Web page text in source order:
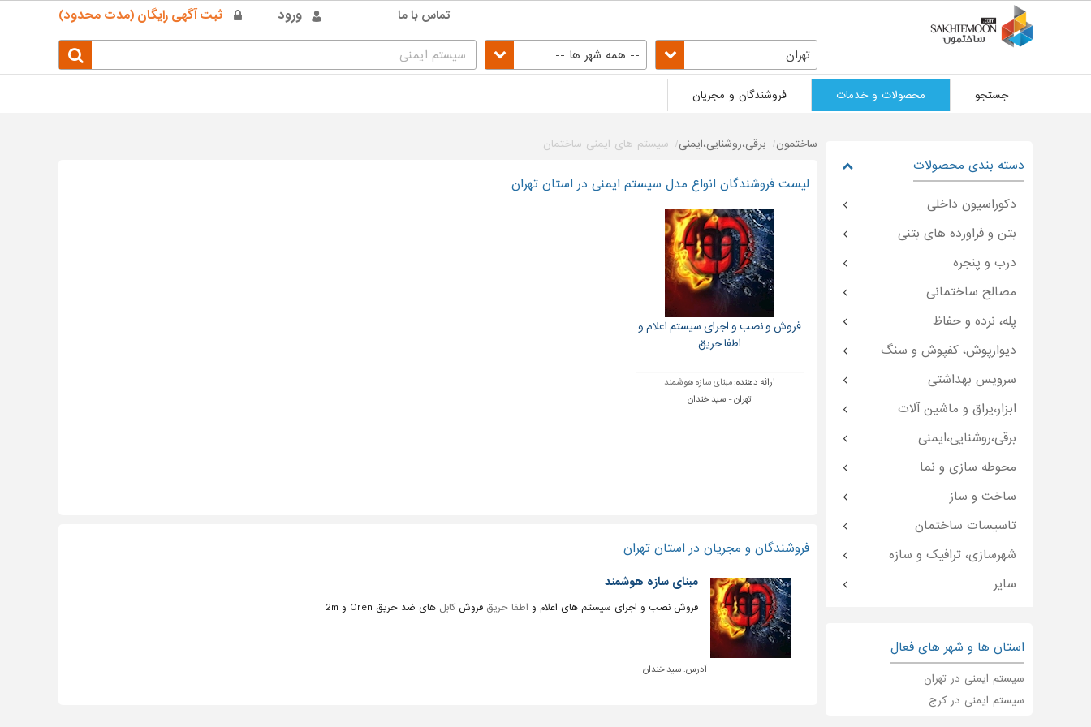
ورود ثبت آگهی رایگان (مدت محدود) تماس با ما
تهران -- همه شهر ها --
جستجو محصولات و خدمات فروشندگان و مجریان
ساختمون برقی،روشنایی،ایمنی سیستم های ایمنی ساختمان
لیست فروشندگان انواع مدل سیستم ایمنی در استان تهران
فروش و نصب و اجرای سیستم اعلام و
اطفا حریق
ارائه دهنده:مبنای سازه هوشمند
تهران - سید خندان
فروشندگان و مجریان در استان تهران
مبنای سازه هوشمند
فروش نصب و اجرای سیستم های اعلام و اطفا حریق فروش کابل های ضد حریق Oren و 2m
آدرس: سید خندان
دسته بندی محصولات
دکوراسیون داخلی
بتن و فراورده های بتنی
درب و پنجره
مصالح ساختمانی
پله، نرده و حفاظ
دیوارپوش، کفپوش و سنگ
سرویس بهداشتی
ابزار،یراق و ماشین آلات
برقی،روشنایی،ایمنی
محوطه سازی و نما
ساخت و ساز
تاسیسات ساختمان
شهرسازی، ترافیک و سازه
سایر
استان ها و شهر های فعال
سیستم ایمنی در تهران
سیستم ایمنی در کرج